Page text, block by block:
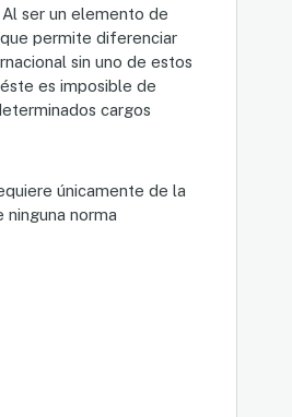
ser un elemento de
permite diferenciar
sin uno de estos
es imposible de
cargos
únicamente de la
norma